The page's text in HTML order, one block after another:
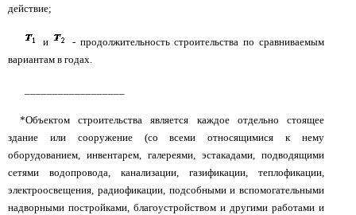
действие;
и
- продолжительность строительства по сравниваемым
вариантам в годах.
*Объектом строительства является каждое отдельно стоящее
здание или сооружение (со всеми относящимися к нему
оборудованием, инвентарем, галереями, эстакадами, подводящими
сетями водопровода, канализации, газификации, теплофикации,
электроосвещения, радиофикации, подсобными и вспомогательными
надворными постройками, благоустройством и другими работами и